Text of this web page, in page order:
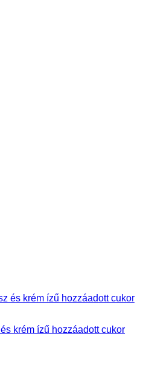
krém ízű hozzáadott cukor